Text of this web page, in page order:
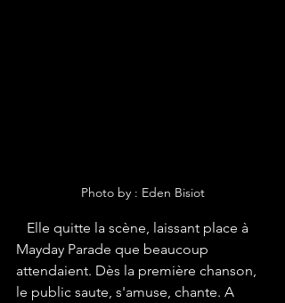
Photo by : Eden Bisiot
Mayday Parade que beaucoup
attendaient. Dès la première chanson,
le public saute, s'amuse, chante. A